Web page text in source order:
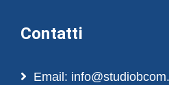
Contatti
Email: